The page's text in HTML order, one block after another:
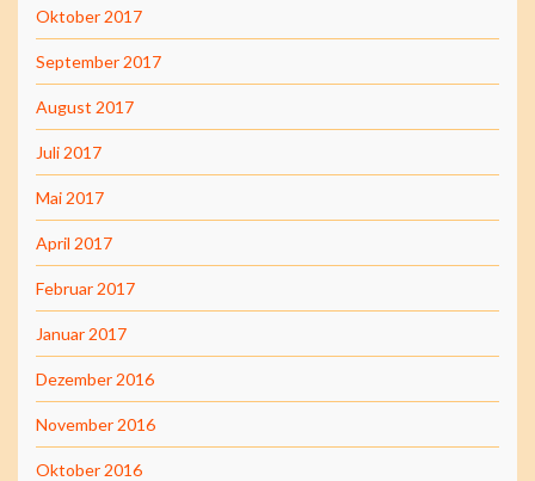
Oktober 2017
September 2017
August 2017
Juli 2017
Mai 2017
April 2017
Februar 2017
Januar 2017
Dezember 2016
November 2016
Oktober 2016